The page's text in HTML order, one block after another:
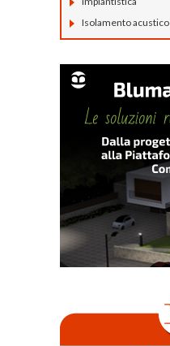
Isolamento acustico